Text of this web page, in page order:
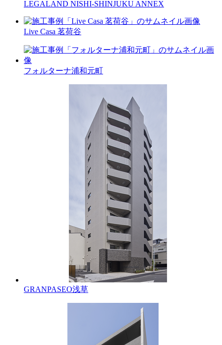
LEGALAND NISHI-SHINJUKU ANNEX
Live Casa 茗荷谷
フォルターナ浦和元町
GRANPASEO浅草